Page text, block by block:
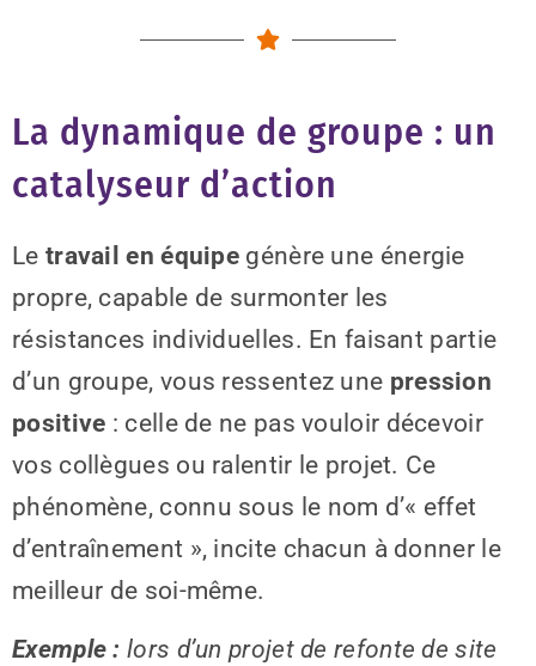
La dynamique de groupe : un
catalyseur d’action
Le travail en équipe génère une énergie
propre, capable de surmonter les
résistances individuelles. En faisant partie
d’un groupe, vous ressentez une pression
positive : celle de ne pas vouloir décevoir
vos collègues ou ralentir le projet. Ce
phénomène, connu sous le nom d’« effet
d’entraînement », incite chacun à donner le
meilleur de soi-même.
Exemple : lors d’un projet de refonte de site